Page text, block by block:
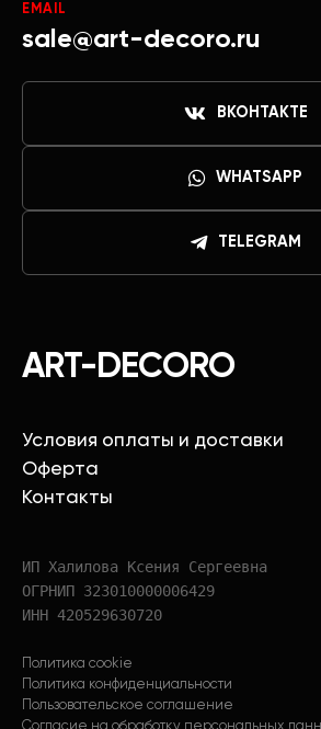
ART-DECORO
Условия оплаты и доставки
Оферта
Контакты
ИП Халилова Ксения Сергеевна
ОГРНИП 323010000006429
ИНН 420529630720
Политика cookie
Политика конфиденциальности
Пользовательское соглашение
Согласие на обработку персональных
EMAIL
sale@art-decoro.ru
ВКОНТАКТЕ
WHATSAPP
TELEGRAM